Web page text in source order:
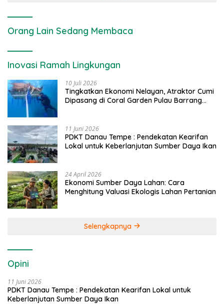
Orang Lain Sedang Membaca
Inovasi Ramah Lingkungan
10 Juli 2026
Tingkatkan Ekonomi Nelayan, Atraktor Cumi
Dipasang di Coral Garden Pulau Barrang
11 Juni 2026
PDKT Danau Tempe : Pendekatan Kearifan
Lokal untuk Keberlanjutan Sumber Daya Ikan
24 April 2026
Ekonomi Sumber Daya Lahan: Cara
Menghitung Valuasi Ekologis Lahan Pertanian
Selengkapnya
Opini
11 Juni 2026
PDKT Danau Tempe : Pendekatan Kearifan Lokal untuk
Keberlanjutan Sumber Daya Ikan